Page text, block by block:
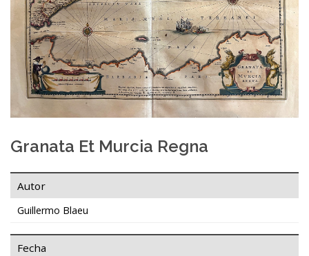
Granata Et Murcia Regna
Autor
Guillermo Blaeu
Fecha